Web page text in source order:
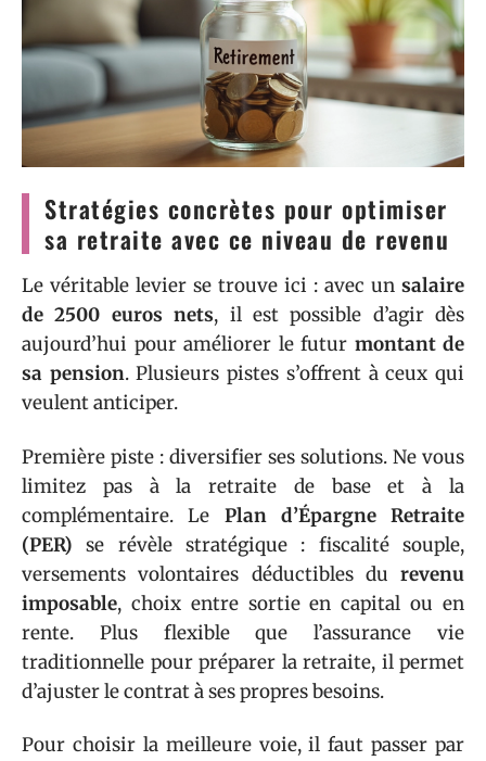
Stratégies concrètes pour optimiser
sa retraite avec ce niveau de revenu
Le véritable levier se trouve ici : avec un salaire
de 2500 euros nets, il est possible d’agir dès
aujourd’hui pour améliorer le futur montant de
sa pension. Plusieurs pistes s’offrent à ceux qui
veulent anticiper.
Première piste : diversifier ses solutions. Ne vous
limitez pas à la retraite de base et à la
complémentaire. Le Plan d’Épargne Retraite
(PER) se révèle stratégique : fiscalité souple,
versements volontaires déductibles du revenu
imposable, choix entre sortie en capital ou en
rente. Plus flexible que l’assurance vie
traditionnelle pour préparer la retraite, il permet
d’ajuster le contrat à ses propres besoins.
Pour choisir la meilleure voie, il faut passer par